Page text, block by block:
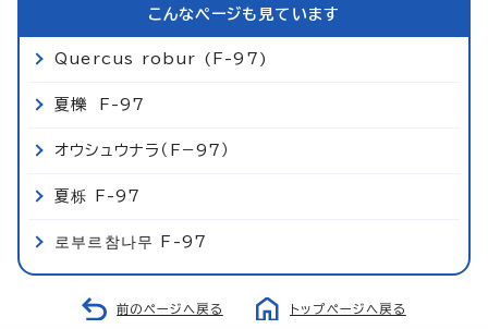
こんなページも見ています
Quercus robur (F-97)
夏櫟 F-97
オウシュウナラ（F−97）
夏栎 F-97
로부르참나무 F-97
前のページへ戻る トップページへ戻る